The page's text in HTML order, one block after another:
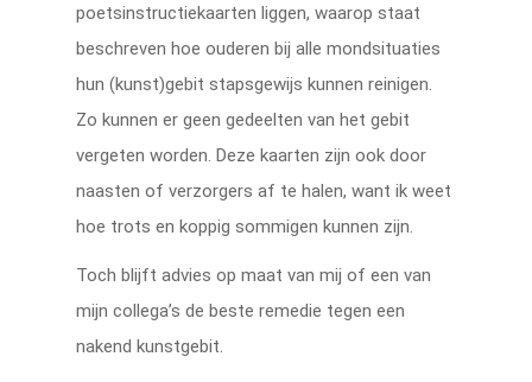
poetsinstructiekaarten liggen, waarop staat
beschreven hoe ouderen bij alle mondsituaties
hun (kunst)gebit stapsgewijs kunnen reinigen.
Zo kunnen er geen gedeelten van het gebit
vergeten worden. Deze kaarten zijn ook door
naasten of verzorgers af te halen, want ik weet
hoe trots en koppig sommigen kunnen zijn.
Toch blijft advies op maat van mij of een van
mijn collega’s de beste remedie tegen een
nakend kunstgebit.